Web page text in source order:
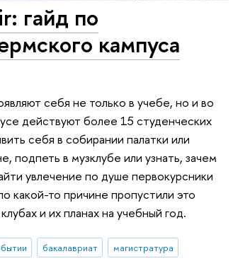
гайд по
кампуса
себя не только в учебе, но и во
действуют более 15 студенческих
себя в собирании палатки или
подпеть в музклубе или узнать, зачем
увлечение по душе первокурсники
какой-то причине пропустили это
и их планах на учебный год.
бакалавриат магистратура